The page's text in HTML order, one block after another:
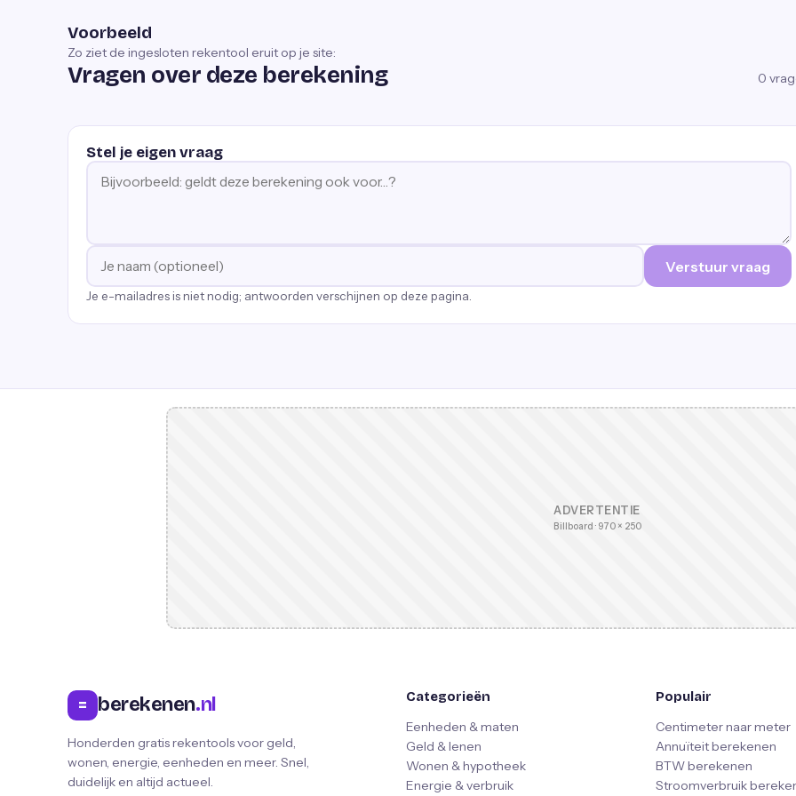
Voorbeeld
Zo ziet de ingesloten rekentool eruit op je site:
Vragen over deze berekening 0
Stel je eigen vraag
Verstuur vraag
Je e-mailadres is niet nodig; antwoorden verschijnen op deze pagina.
ADVERTENTIE
Billboard · 970 × 250
= berekenen.nl
Honderden gratis rekentools voor geld,
wonen, energie, eenheden en meer. Snel,
duidelijk en altijd actueel.
Categorieën
Eenheden & maten
Geld & lenen
Wonen & hypotheek
Energie & verbruik
Populair
Centimeter naar meter
Annuïteit berekenen
BTW berekenen
Stroomverbruik